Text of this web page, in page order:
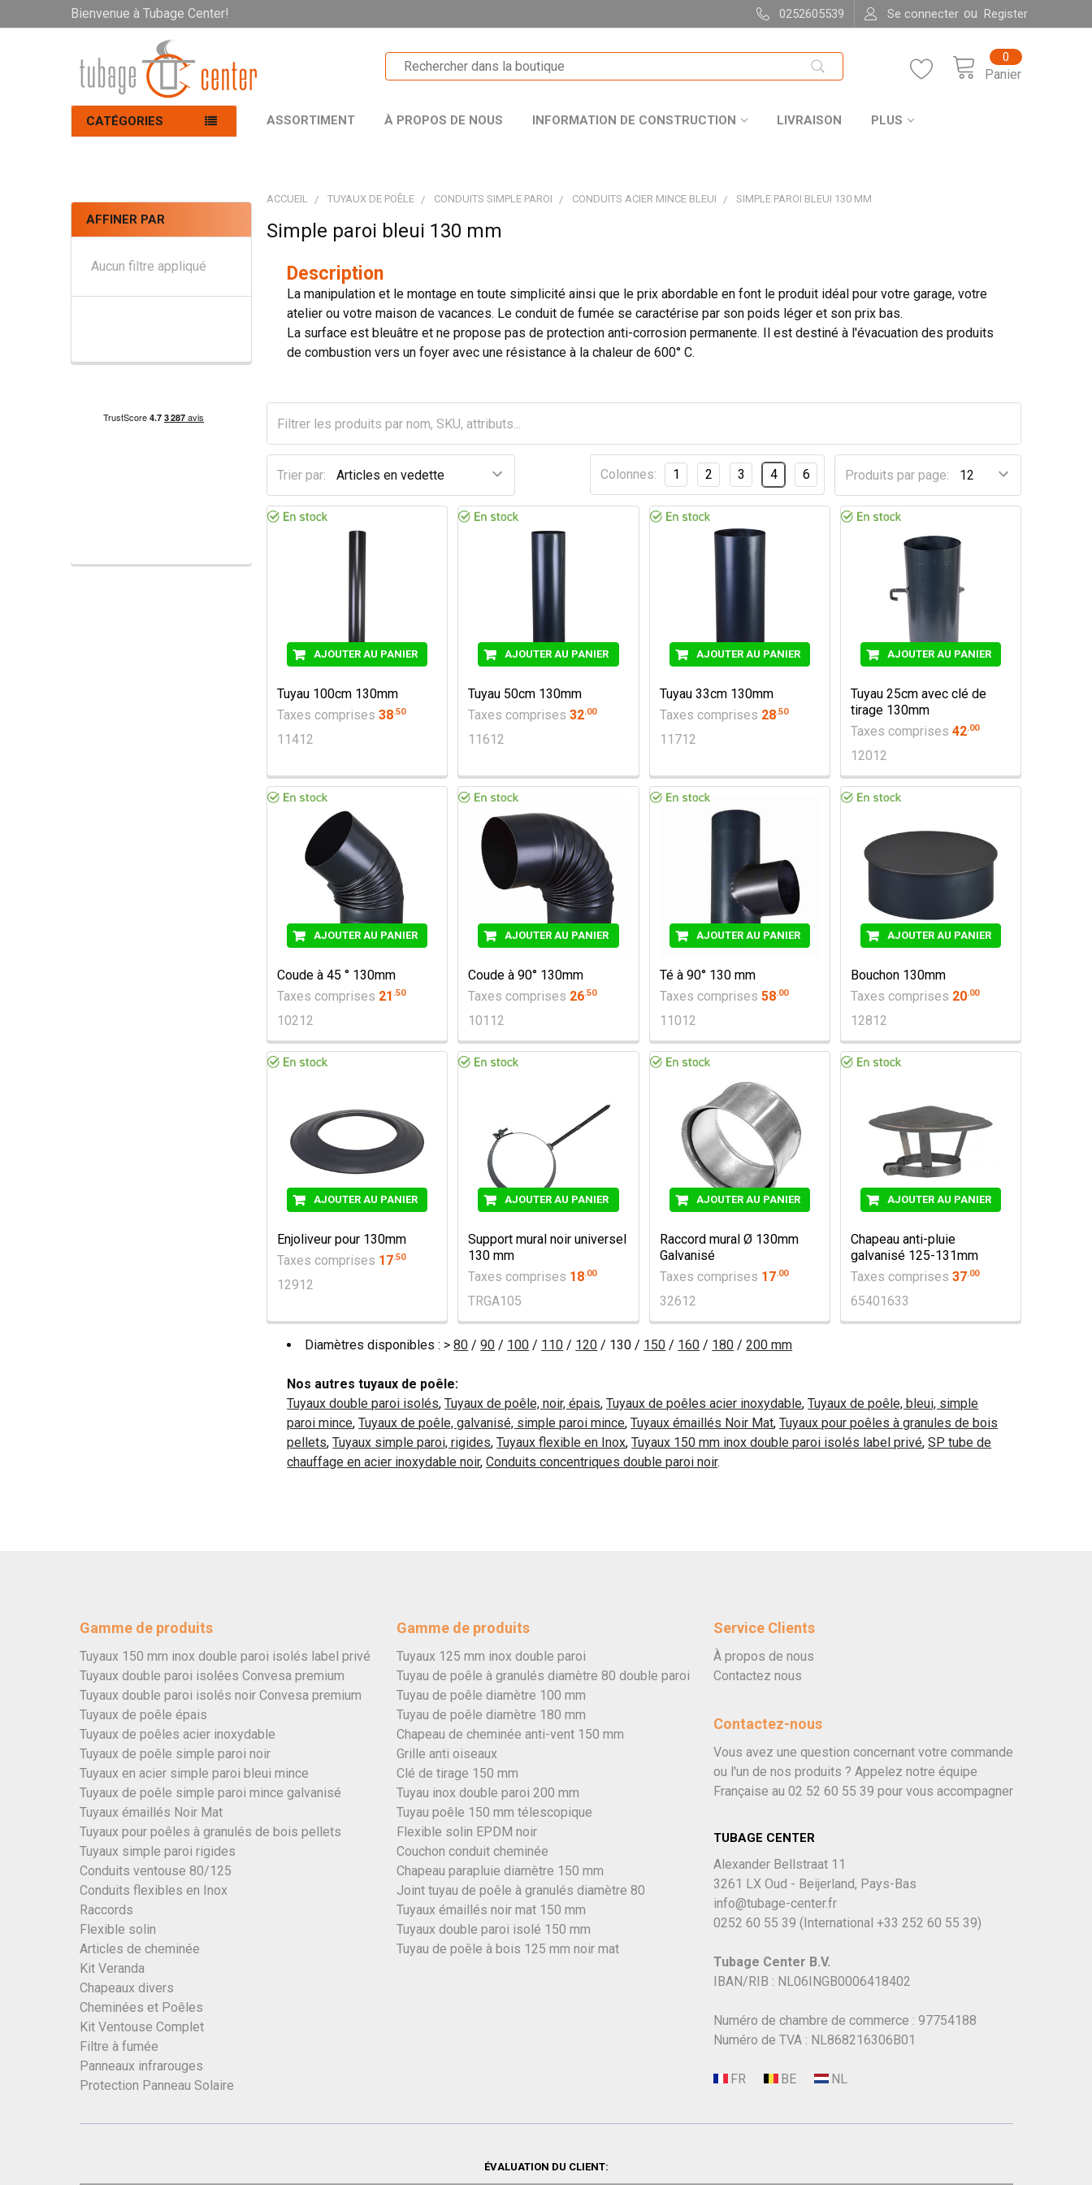
Bienvenue à Tubage Center! 0252605539 Se connecter ou Register
Panier
0
CATÉGORIES ASSORTIMENT À PROPOS DE NOUS INFORMATION DE CONSTRUCTION LIVRAISON PLUS
AFFINER PAR
Aucun filtre appliqué
ACCUEIL TUYAUX DE POÊLE CONDUITS SIMPLE PAROI CONDUITS ACIER MINCE BLEUI SIMPLE PAROI BLEUI 130 MM
Simple paroi bleui 130 mm
Description
La manipulation et le montage en toute simplicité ainsi que le prix abordable en font le produit idéal pour votre garage, votre
atelier ou votre maison de vacances. Le conduit de fumée se caractérise par son poids léger et son prix bas.
La surface est bleuâtre et ne propose pas de protection anti-corrosion permanente. Il est destiné à l'évacuation des produits
de combustion vers un foyer avec une résistance à la chaleur de 600° C.
Trier par: Produits par page:
Colonnes: 1 2 3 4 6
AJOUTER AU PANIER
Tuyau 100cm 130mm
Taxes comprises38.50
11412
AJOUTER AU PANIER
Tuyau 50cm 130mm
Taxes comprises32.00
11612
AJOUTER AU PANIER
Tuyau 33cm 130mm
Taxes comprises 28.50
11712
AJOUTER AU PANIER
Tuyau 25cm avec clé de
tirage 130mm
Taxes comprises 42.00
12012
AJOUTER AU PANIER
Coude à 45 ° 130mm
Taxes comprises 21 .50
10212
AJOUTER AU PANIER
Coude à 90° 130mm
Taxes comprises 26.50
10112
AJOUTER AU PANIER
Té à 90° 130 mm
Taxes comprises 58.00
11012
AJOUTER AU PANIER
Bouchon 130mm
Taxes comprises 20.00
12812
AJOUTER AU PANIER
Enjoliveur pour 130mm
Taxes comprises 17.50
12912
AJOUTER AU PANIER
Support mural noir universel
130 mm
Taxes comprises 18.00
TRGA105
AJOUTER AU PANIER
Raccord mural Ø 130mm
Galvanisé
Taxes comprises 17.00
32612
AJOUTER AU PANIER
Chapeau anti-pluie
galvanisé 125-131mm
Taxes comprises 37.00
65401633
Diamètres disponibles : >80 /90 / 100 / 110 / 120 / 130 / 150 / 160 / 180 /200 mm
Nos autres tuyaux de poêle:
Tuyaux double paroi isolés,Tuyaux de poêle, noir, épais,Tuyaux de poêles acier inoxydable,Tuyaux de poêle, bleui, simple
paroi mince,Tuyaux de poêle, galvanisé, simple paroi mince,Tuyaux émaillés Noir Mat,Tuyaux pour poêles à granules de bois
pellets,Tuyaux simple paroi, rigides,Tuyaux flexible en Inox,Tuyaux 150 mm inox double paroi isolés label privé,SP tube de
chauffage en acier inoxydable noir,Conduits concentriques double paroi noir.
Gamme de produits
Tuyaux 150 mm inox double paroi isolés label privé
Tuyaux double paroi isolées Convesa premium
Tuyaux double paroi isolés noir Convesa premium
Tuyaux de poêle épais
Tuyaux de poêles acier inoxydable
Tuyaux de poêle simple paroi noir
Tuyaux en acier simple paroi bleui mince
Tuyaux de poêle simple paroi mince galvanisé
Tuyaux émaillés Noir Mat
Tuyaux pour poêles à granulés de bois pellets
Tuyaux simple paroi rigides
Conduits ventouse 80/125
Conduits flexibles en Inox
Raccords
Flexible solin
Articles de cheminée
Kit Veranda
Chapeaux divers
Cheminées et Poêles
Kit Ventouse Complet
Filtre à fumée
Panneaux infrarouges
Protection Panneau Solaire
Gamme de produits
Tuyaux 125 mm inox double paroi
Tuyau de poêle à granulés diamètre 80 double paroi
Tuyau de poêle diamètre 100 mm
Tuyau de poêle diamètre 180 mm
Chapeau de cheminée anti-vent 150 mm
Grille anti oiseaux
Clé de tirage 150 mm
Tuyau inox double paroi 200 mm
Tuyau poêle 150 mm télescopique
Flexible solin EPDM noir
Couchon conduit cheminée
Chapeau parapluie diamètre 150 mm
Joint tuyau de poêle à granulés diamètre 80
Tuyaux émaillés noir mat 150 mm
Tuyaux double paroi isolé 150 mm
Tuyau de poêle à bois 125 mm noir mat
Service Clients
À propos de nous
Contactez nous
Contactez-nous
Vous avez une question concernant votre commande
ou l'un de nos produits ? Appelez notre équipe
Française au 02 52 60 55 39 pour vous accompagner
TUBAGE CENTER
Alexander Bellstraat 11
3261 LX Oud - Beijerland, Pays-Bas
info@tubage-center.fr
0252 60 55 39 (International +33 252 60 55 39)
Tubage Center B.V.
IBAN/RIB : NL06INGB0006418402
Numéro de chambre de commerce : 97754188
Numéro de TVA : NL868216306B01
ÉVALUATION DU CLIENT: